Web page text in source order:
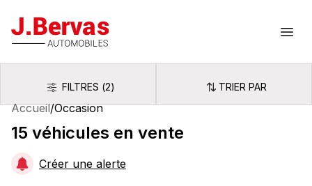
J.Bervas
FiltresFILTRES (2) Trier par
TRIER PAR
Accueil/Occasion
15 véhicules en vente
Créer une alerte